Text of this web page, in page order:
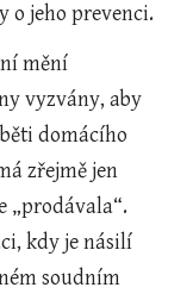
o jeho prevenci.
mění
vyzvány, aby
domácího
zřejmě jen
„prodávala“.
kdy je násilí
soudním